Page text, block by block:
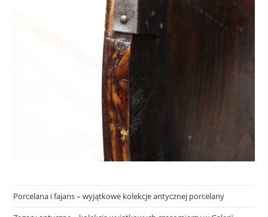
Porcelana i fajans – wyjątkowe kolekcje antycznej porcelany